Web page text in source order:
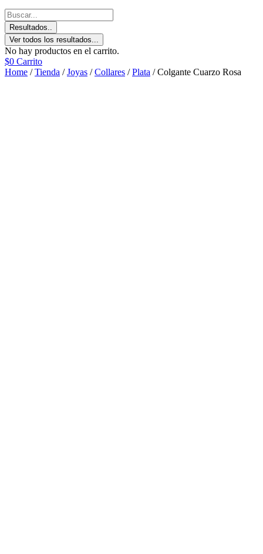
Resultados..
Ver todos los resultados...
No hay productos en el carrito.
$0 Carrito
Home /Tienda /Joyas /Collares /Plata / Colgante Cuarzo Rosa